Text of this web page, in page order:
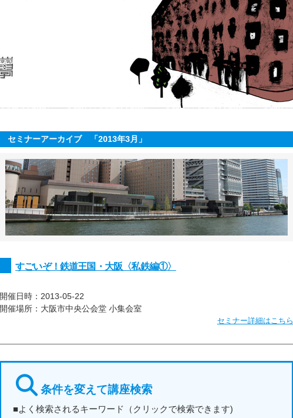
セミナーアーカイブ 「2013年3月」
すごいぞ！鉄道王国・大阪〈私鉄編①〉
開催日時： 2013-05-22
開催場所： 大阪市中央公会堂 小集会室
セミナー詳細はこちら
条件を変えて講座検索
■よく検索されるキーワード（クリックで検索できます)